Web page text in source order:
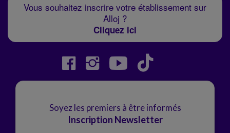
Vous souhaitez inscrire votre établissement sur
Alloj ?
Cliquez ici
Soyez les premiers à être informés
Inscription Newsletter